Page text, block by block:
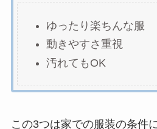
ゆったり楽ちんな服
動きやすさ重視
汚れてもOK
この3つは家での服装の条件